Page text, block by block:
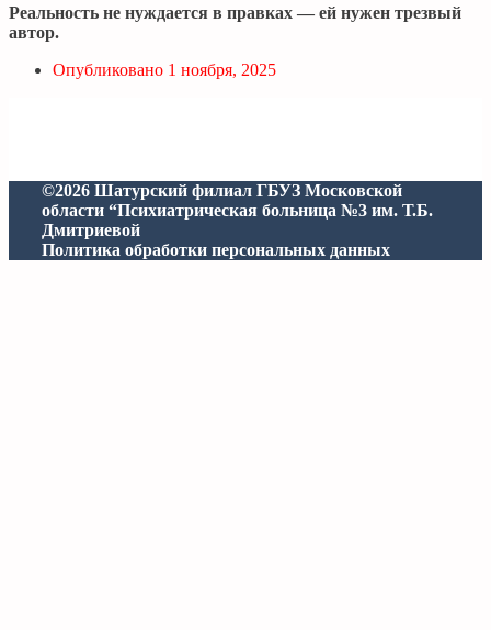
Реальность не нуждается в правках — ей нужен трезвый
автор.
Опубликовано 1 ноября, 2025
©2026 Шатурский филиал ГБУЗ Московской
области “Психиатрическая больница №3 им. Т.Б.
Дмитриевой
Политика обработки персональных данных